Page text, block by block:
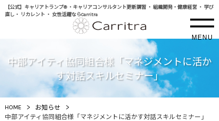
【公式】キャリアトランプ® ・キャリアコンサルタント更新講習 ・ 組織開発・健康経営 ・ 学び
直し・ リカレント ・ 女性活躍ならCarritra
MENU
中部アイティ協同組合様「マネジメントに活か
す対話スキルセミナー」
HOME > お知らせ >
中部アイティ協同組合様「マネジメントに活かす対話スキルセミナー」